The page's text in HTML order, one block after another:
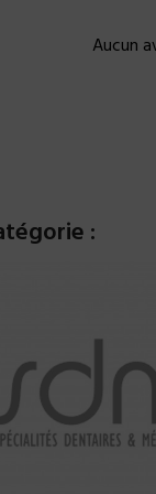
Aucun
: